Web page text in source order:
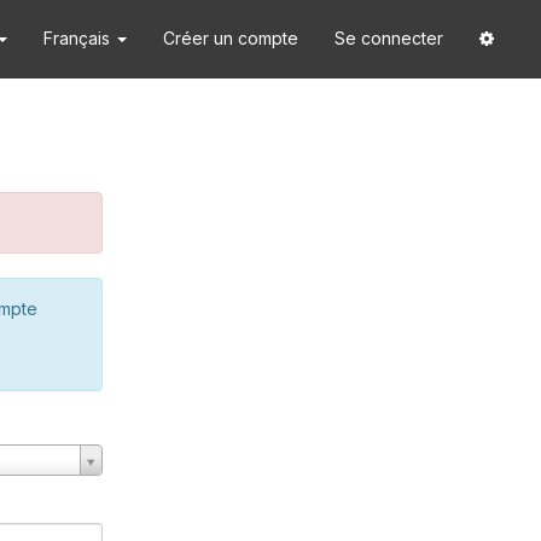
Français Créer un compte Se connecter